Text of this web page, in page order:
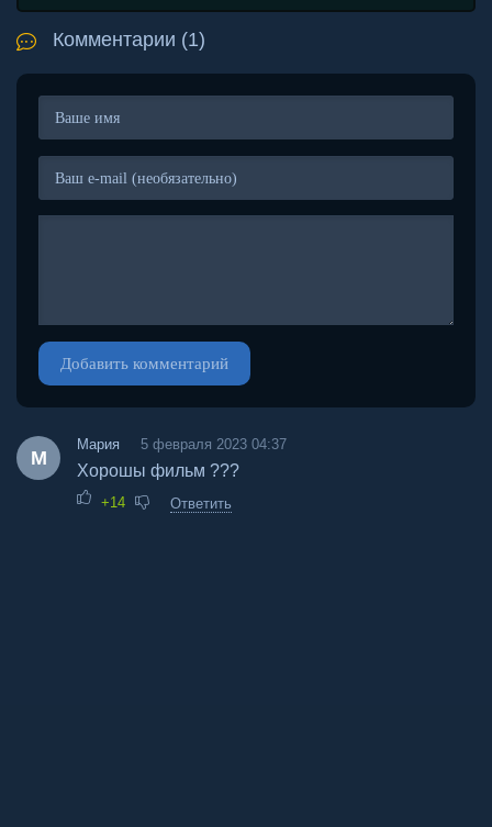
Комментарии (1)
Добавить комментарий
М
Мария 5 февраля 2023 04:37
Хорошы фильм ???
+14 Ответить